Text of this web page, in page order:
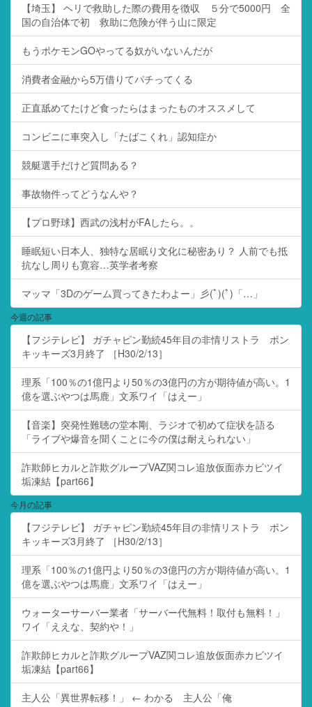
【埼玉】 ヘリで救助した際の費用を徴収 ５分で5000円 全
国の自治体で初 救助に危険が伴う山に限定
もうポケモンGOやってる奴がいないんだが
消費者金融から5万借りてパチってくる
正直舐めてたけど食ったらはまったものオススメして
コンビニに車突入し「たばこくれ」認知症か
競艇選手だけど質問ある？
事故物件ってどうなんや？
【プロ野球】西武の浅村がFAしたら。。
睡眠短い日本人、独特な居眠り文化に秘密あり？ 人前でも抵
抗なし周りも寛容…英学者考察
マッマ「3Dのゲーム買ってきたわよー」彡(ﾟ)(ﾟ)「…」
今週の記事
【フジテレビ】 ガチャピン勤続45年目の非情リストラ ポン
キッキーズ3月終了 ［H30/2/13］
理系「100％の1億円より50％の3億円の方が期待値が高い。1
億を選ぶやつは馬鹿」文系ワイ「はえー」
【音楽】突発性難聴の堂本剛、ラジオで初めて症状を語る
「ライブや爆音を聞くことに今の僕は耐えられない」
詐欺師ヒカルと詐欺グループVAZ関コレ追放仮面赤カビツイ
垢凍結【part66】
今月の記事
【フジテレビ】 ガチャピン勤続45年目の非情リストラ ポン
キッキーズ3月終了 ［H30/2/13］
理系「100％の1億円より50％の3億円の方が期待値が高い。1
億を選ぶやつは馬鹿」文系ワイ「はえー」
ウォーターサーバー業者「サーバー代無料！取付も無料！」
ワイ「ええな、契約や！」
詐欺師ヒカルと詐欺グループVAZ関コレ追放仮面赤カビツイ
垢凍結【part66】
主人公「異世界転移！」 ← わかる 主人公「俺